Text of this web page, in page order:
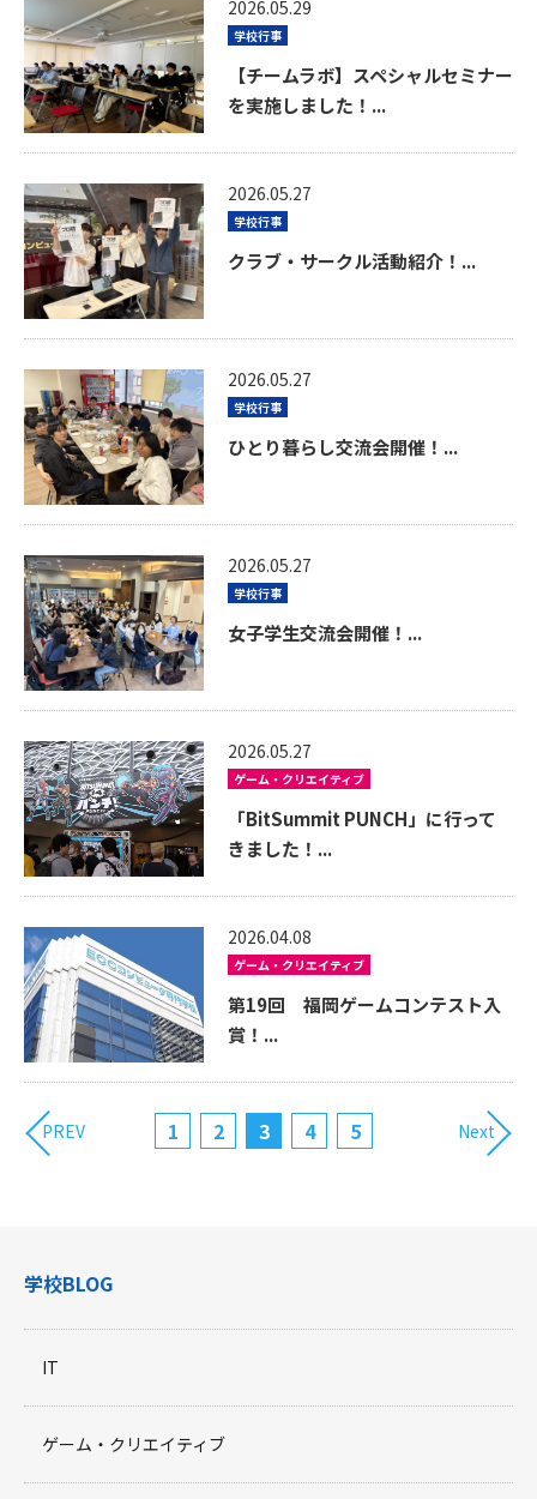
2026.05.29
学校行事
【チームラボ】スペシャルセミナー
を実施しました！...
2026.05.27
学校行事
クラブ・サークル活動紹介！...
2026.05.27
学校行事
ひとり暮らし交流会開催！...
2026.05.27
学校行事
女子学生交流会開催！...
2026.05.27
ゲーム・クリエイティブ
「BitSummit PUNCH」に行って
きました！...
2026.04.08
ゲーム・クリエイティブ
第19回 福岡ゲームコンテスト入
賞！...
PREV 1 2 3 4 5 Next
学校BLOG
IT
ゲーム・クリエイティブ